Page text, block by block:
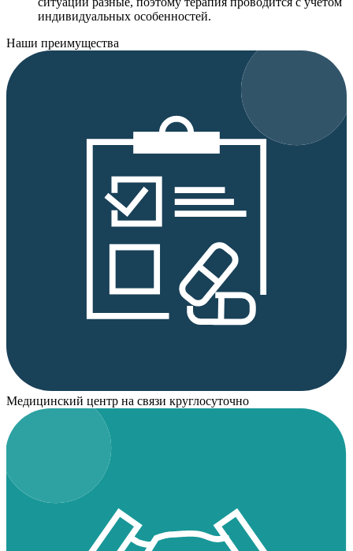
индивидуальных особенностей.
Наши преимущества
Медицинский центр на связи круглосуточно